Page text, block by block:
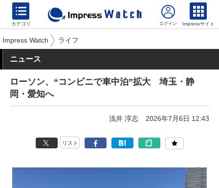
カテゴリ Impressサイト
Impress Watch ライフ
ニュース
ローソン、“コンビニで車中泊”拡大 埼玉・静
岡・愛知へ
浅井 淳志 2026年7月6日 12:43
リスト